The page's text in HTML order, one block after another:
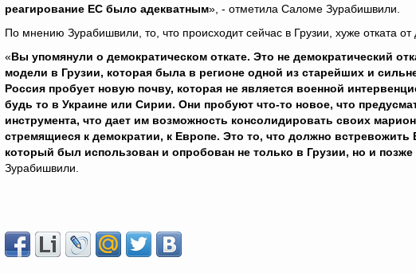
реагирование ЕС было адекватным», - отметила Саломе Зурабишвили.
По мнению Зурабишвили, то, что происходит сейчас в Грузии, хуже отката от
«Вы упомянули о демократическом откате. Это не демократический
модели в Грузии, которая была в регионе одной из старейших и
Россия пробует новую почву, которая не является военной
будь то в Украине или Сирии. Они пробуют что-то новое, что
инструмента, что дает им возможность консолидировать своих
стремящиеся к демократии, к Европе. Это то, что должно
который был использован и опробован не только в Грузии, но и
Зурабишвили.